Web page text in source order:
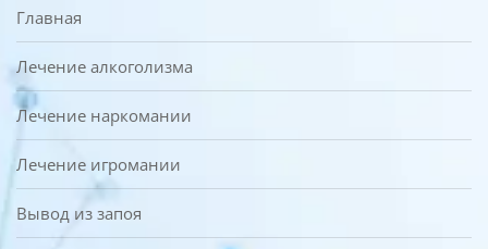
Главная
Лечение алкоголизма
Лечение наркомании
Лечение игромании
Вывод из запоя